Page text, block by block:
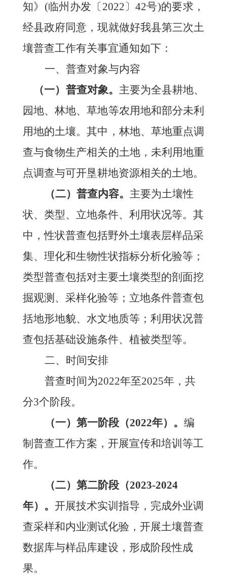
知》(临州办发〔2022〕42号)的要求，
经县政府同意，现就做好我县第三次土
壤普查工作有关事宜通知如下：
一、 普查对象与内容
（一）普查对象。 主要为全县耕地、
园地、林地、草地等农用地和部分未利
用地的土壤。其中，林地、草地重点调
查与食物生产相关的土地，未利用地重
点调查与可开垦耕地资源相关的土地。
（二）普查内容。 主要为土壤性
状、类型、立地条件、利用状况等。其
中，性状普查包括野外土壤表层样品采
集、理化和生物性状指标分析化验等；
类型普查包括对主要土壤类型的剖面挖
掘观测、采样化验等；立地条件普查包
括地形地貌、水文地质等；利用状况普
查包括基础设施条件、植被类型等。
二、时间安排
普查时间为2022年至2025年，共
分3个阶段。
（一）第一阶段（2022年）。 编
制普查工作方案，开展宣传和培训等工
作。
（二）第二阶段（2023-2024
年）。 开展技术实训指导，完成外业调
查采样和内业测试化验，开展土壤普查
数据库与样品库建设，形成阶段性成
果。